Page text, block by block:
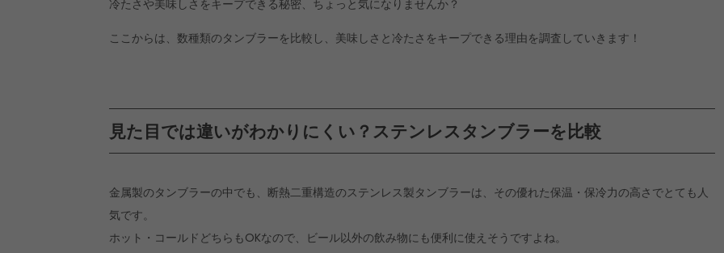
冷たさや美味しさをキープできる秘密、ちょっと気になりませんか？
ここからは、数種類のタンブラーを比較し、美味しさと冷たさをキープできる理由を調査していきます！
見た目では違いがわかりにくい？ステンレスタンブラーを比較
金属製のタンブラーの中でも、断熱二重構造のステンレス製タンブラーは、その優れた保温・保冷力の高さでとても人
気です。
ホット・コールドどちらもOKなので、ビール以外の飲み物にも便利に使えそうですよね。